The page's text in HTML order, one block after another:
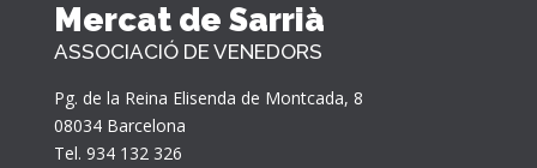
Mercat de Sarrià
ASSOCIACIÓ DE VENEDORS
Pg. de la Reina Elisenda de Montcada, 8
08034 Barcelona
Tel. 934 132 326